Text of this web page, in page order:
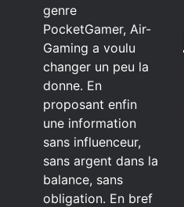
genre
PocketGamer, Air-
Gaming a voulu
changer un peu la
donne. En
proposant enfin
une information
sans influenceur,
sans argent dans la
balance, sans
obligation. En bref